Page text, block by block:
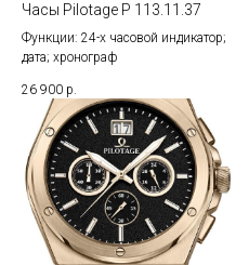
Часы Pilotage P 113.11.37
Функции: 24-х часовой индикатор;
дата; хронограф
26 900 р.